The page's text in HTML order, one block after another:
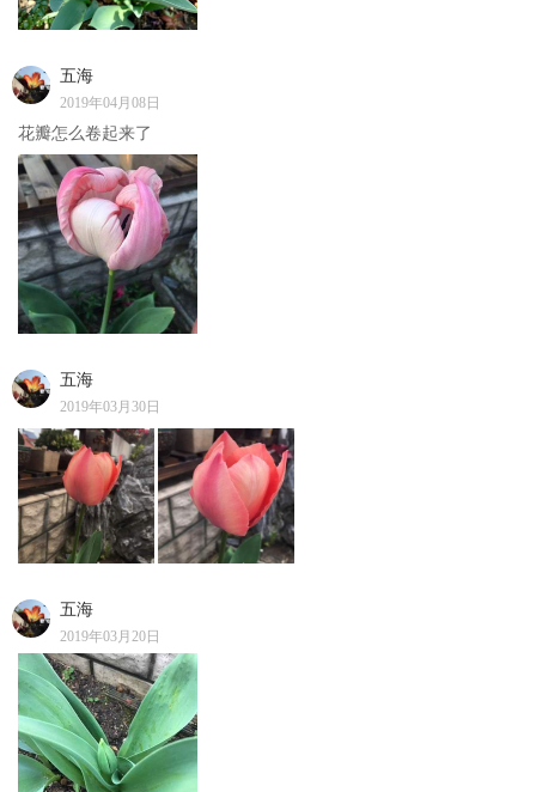
五海
2019年04月08日
花瓣怎么卷起来了
五海
2019年03月30日
五海
2019年03月20日